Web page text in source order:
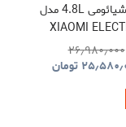
زودپز شیائومی 4.8L مدل
XIAOMI
PRESSURE
۲۶٫۹۸۰٫۰۰۰
تومان